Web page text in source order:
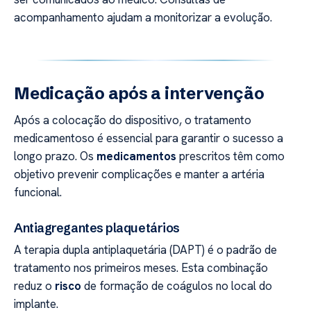
acompanhamento ajudam a monitorizar a evolução.
Medicação após a intervenção
Após a colocação do dispositivo, o tratamento
medicamentoso é essencial para garantir o sucesso a
longo prazo. Os medicamentos prescritos têm como
objetivo prevenir complicações e manter a artéria
funcional.
Antiagregantes plaquetários
A terapia dupla antiplaquetária (DAPT) é o padrão de
tratamento nos primeiros meses. Esta combinação
reduz o risco de formação de coágulos no local do
implante.